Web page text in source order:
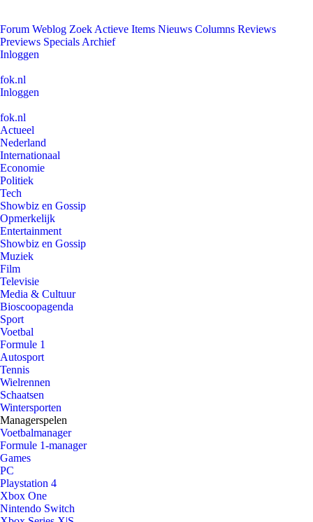
Forum Weblog Zoek Actieve Items Nieuws Columns Reviews
Previews Specials Archief
Inloggen
fok.nl
Inloggen
fok.nl
Actueel
Nederland
Internationaal
Economie
Politiek
Tech
Showbiz en Gossip
Opmerkelijk
Entertainment
Showbiz en Gossip
Muziek
Film
Televisie
Media & Cultuur
Bioscoopagenda
Sport
Voetbal
Formule 1
Autosport
Tennis
Wielrennen
Schaatsen
Wintersporten
Managerspelen
Voetbalmanager
Formule 1-manager
Games
PC
Playstation 4
Xbox One
Nintendo Switch